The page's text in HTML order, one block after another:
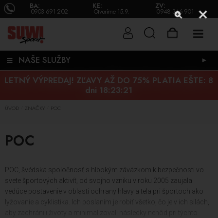
BA:
0903 691 202
KE:
Otvoríme 15.9.
ZV:
0948 346 901
NAŠE SLUŽBY ►
LETNÝ VÝPREDAJ! ZĽAVY AŽ DO 75% PLATIA EŠTE: 8
dni 18:23:20
ÚVOD ZNAČKY POC
POC
POC, švédska spoločnosť s hlbokým záväzkom k bezpečnosti vo
svete športových aktivít, od svojho vzniku v roku 2005 zaujala
vedúce postavenie v oblasti ochrany hlavy a tela pri športoch ako
lyžovanie a cyklistika. Ich poslaním je robiť všetko, čo je v ich silách,